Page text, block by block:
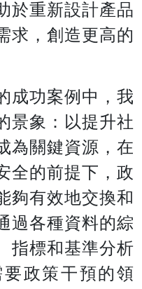
於重新設計產品
求，創造更高的
成功案例中，我
景象：以提升社
為關鍵資源，在
全的前提下，政
夠有效地交換和
過各種資料的綜
指標和基準分析
政策干預的領